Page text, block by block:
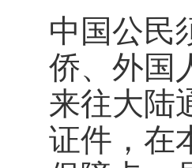
中国公民
侨、外国
来往大陆
证件，在